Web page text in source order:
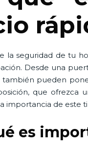
la seguridad de tu
Desde una
también pueden
que ofrezca
importancia de este
es